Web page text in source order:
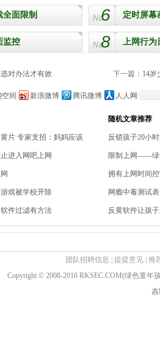
全面限制 6 定时屏幕
监控 8 上网行为
对办法才有效 下一篇： 14岁
空间 新浪微博 腾讯微博 人人网
片 专家支招：妈妈应该
进入网吧上网
戏被学校开除
件过滤有方法
随机文章推荐
反锁孩子20小
限制上网——绿
拥有上网时间
网瘾中毒测试表
反黄软件让孩
团队招聘信息 提提意见 推
Copyright © 2008-2016 RKSEC.COM(绿色童年
吉